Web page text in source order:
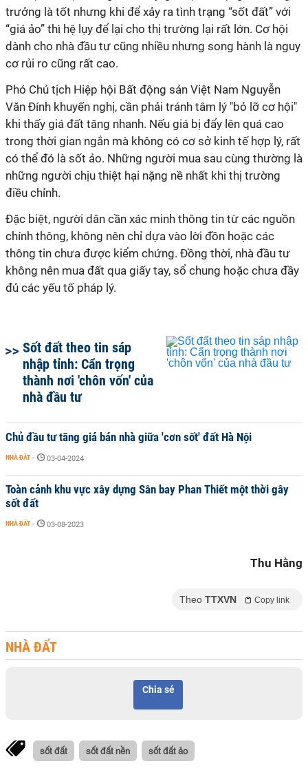
trưởng là tốt nhưng khi để xảy ra tình trạng “sốt đất” với
“giá ảo” thì hệ lụy để lại cho thị trường lại rất lớn. Cơ hội
dành cho nhà đầu tư cũng nhiều nhưng song hành là nguy
cơ rủi ro cũng rất cao.
Phó Chủ tịch Hiệp hội Bất động sản Việt Nam Nguyễn
Văn Đính khuyến nghị, cần phải tránh tâm lý "bỏ lỡ cơ hội"
khi thấy giá đất tăng nhanh. Nếu giá bị đẩy lên quá cao
trong thời gian ngắn mà không có cơ sở kinh tế hợp lý, rất
có thể đó là sốt ảo. Những người mua sau cùng thường là
những người chịu thiệt hại nặng nề nhất khi thị trường
điều chỉnh.
Đặc biệt, người dân cần xác minh thông tin từ các nguồn
chính thông, không nên chỉ dựa vào lời đồn hoặc các
thông tin chưa được kiểm chứng. Đồng thời, nhà đầu tư
không nên mua đất qua giấy tay, sổ chung hoặc chưa đầy
đủ các yếu tố pháp lý.
Sốt đất theo tin sáp
nhập tỉnh: Cẩn trọng
thành nơi 'chôn vốn' của
nhà đầu tư
Chủ đầu tư tăng giá bán nhà giữa 'cơn sốt' đất Hà Nội
NHÀ ĐẤT - 03-04-2024
Toàn cảnh khu vực xây dựng Sân bay Phan Thiết một thời gây
sốt đất
NHÀ ĐẤT - 03-08-2023
Thu Hằng
Theo TTXVN Copy link
NHÀ ĐẤT
Chia sẻ
sốt đất sốt đất nền sốt đất ảo